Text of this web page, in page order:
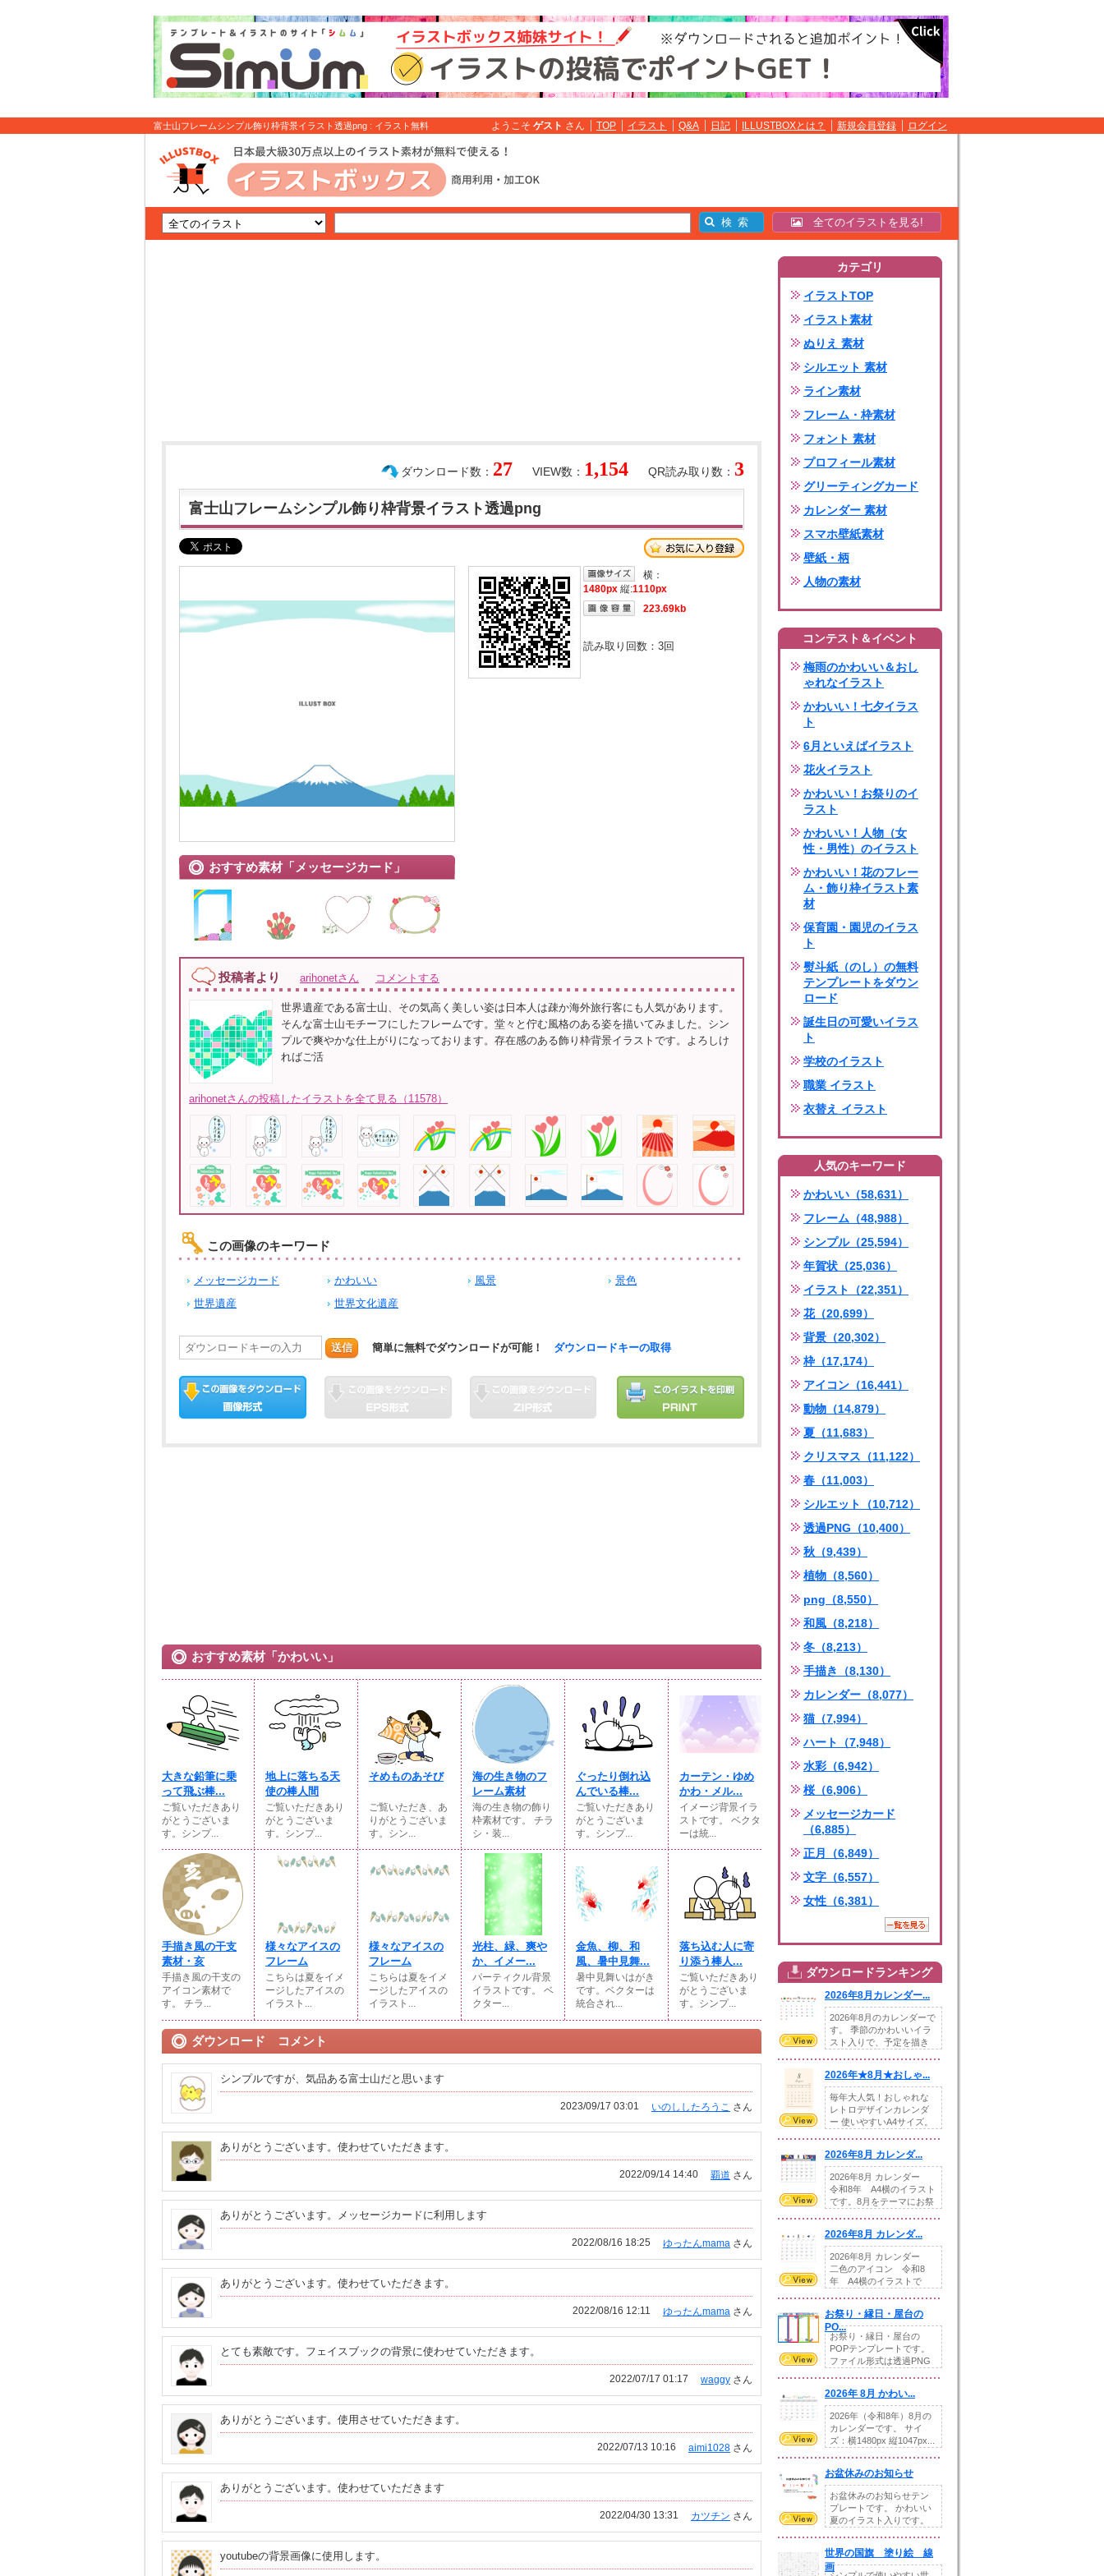
富士山フレームシンプル飾り枠背景イラスト透過png : イラスト無料 ようこそ ゲスト さん TOP イラスト Q&A 日記 ILLUSTBOXとは？ 新規会員登録 ログイン
全てのイラストを見る!
QR読み取り数： 3
VIEW数： 1,154
ダウンロード数： 27
富士山フレームシンプル飾り枠背景イラスト透過png
おすすめ素材「メッセージカード」
横：
1480px 縦:1110px
223.69kb
読み取り回数： 3回
投稿者より arihonetさん コメントする
世界遺産である富士山、その気高く美しい姿は日本人は疎か海外旅行客にも人気があります。
そんな富士山モチーフにしたフレームです。堂々と佇む風格のある姿を描いてみました。シン
プルで爽やかな仕上がりになっております。存在感のある飾り枠背景イラストです。よろしけ
ればご活
arihonetさんの投稿したイラストを全て見る（11578）
この画像のキーワード
メッセージカード かわいい 風景
景色
世界遺産
世界文化遺産
送信 簡単に無料でダウンロードが可能！ ダウンロードキーの取得
おすすめ素材「かわいい」
大きな鉛筆に乗
って飛ぶ棒...
ご覧いただきあり
がとうございま
す。シンプ...
地上に落ちる天
使の棒人間
ご覧いただきあり
がとうございま
す。シンプ...
そめものあそび
ご覧いただき、あ
りがとうございま
す。シン...
海の生き物のフ
レーム素材
海の生き物の飾り
枠素材です。 チラ
シ・装...
ぐったり倒れ込
んでいる棒...
ご覧いただきあり
がとうございま
す。シンプ...
カーテン・ゆめ
かわ・メル...
イメージ背景イラ
ストです。 ベクタ
ーは統...
手描き風の干支
素材・亥
手描き風の干支の
アイコン素材で
す。 チラ...
様々なアイスの
フレーム
こちらは夏をイメ
ージしたアイスの
イラスト...
様々なアイスの
フレーム
こちらは夏をイメ
ージしたアイスの
イラスト...
光柱、緑、爽や
か、イメー...
パーティクル背景
イラストです。 ベ
クター...
金魚、柳、和
風、暑中見舞...
暑中見舞いはがき
です。ベクターは
統合され...
落ち込む人に寄
り添う棒人...
ご覧いただきあり
がとうございま
す。シンプ...
ダウンロード コメント
シンプルですが、気品ある富士山だと思います
いのししたろうこ さん
2023/09/17 03:01
ありがとうございます。使わせていただきます。
覇道 さん
2022/09/14 14:40
ありがとうございます。メッセージカードに利用します
ゆったんmama さん
2022/08/16 18:25
ありがとうございます。使わせていただきます。
ゆったんmama さん
2022/08/16 12:11
とても素敵です。フェイスブックの背景に使わせていただきます。
waggy さん
2022/07/17 01:17
ありがとうございます。使用させていただきます。
aimi1028 さん
2022/07/13 10:16
ありがとうございます。使わせていただきます
カツチン さん
2022/04/30 13:31
youtubeの背景画像に使用します。
カテゴリ
イラストTOP
イラスト素材
ぬりえ 素材
シルエット 素材
ライン素材
フレーム・枠素材
フォント 素材
プロフィール素材
グリーティングカード
カレンダー 素材
スマホ壁紙素材
壁紙・柄
人物の素材
コンテスト＆イベント
梅雨のかわいい＆おし
ゃれなイラスト
かわいい！七夕イラス
ト
6月といえばイラスト
花火イラスト
かわいい！お祭りのイ
ラスト
かわいい！人物（女
性・男性）のイラスト
かわいい！花のフレー
ム・飾り枠イラスト素
材
保育園・園児のイラス
ト
熨斗紙（のし）の無料
テンプレートをダウン
ロード
誕生日の可愛いイラス
ト
学校のイラスト
職業 イラスト
衣替え イラスト
人気のキーワード
かわいい（58,631）
フレーム（48,988）
シンプル（25,594）
年賀状（25,036）
イラスト（22,351）
花（20,699）
背景（20,302）
枠（17,174）
アイコン（16,441）
動物（14,879）
夏（11,683）
クリスマス（11,122）
春（11,003）
シルエット（10,712）
透過PNG（10,400）
秋（9,439）
植物（8,560）
png（8,550）
和風（8,218）
冬（8,213）
手描き（8,130）
カレンダー（8,077）
猫（7,994）
ハート（7,948）
水彩（6,942）
桜（6,906）
メッセージカード
（6,885）
正月（6,849）
文字（6,557）
女性（6,381）
ダウンロードランキング
2026年8月カレンダー...
2026年8月のカレンダーで
す。 季節のかわいいイラ
スト入りで、予定を描き
2026年★8月★おしゃ...
毎年大人気！おしゃれな
レトロデザインカレンダ
ー 使いやすいA4サイズ。
2026年8月 カレンダ...
2026年8月 カレンダー
令和8年 A4横のイラスト
です。8月をテーマにお祭
2026年8月 カレンダ...
2026年8月 カレンダー
二色のアイコン 令和8
年 A4横のイラストで
お祭り・縁日・屋台の
PO...
お祭り・縁日・屋台の
POPテンプレートです。
ファイル形式は透過PNG
2026年 8月 かわい...
2026年（令和8年）8月の
カレンダーです。 サイ
ズ：横1480px 縦1047px...
お盆休みのお知らせ
お盆休みのお知らせテン
プレートです。 かわいい
夏のイラスト入りです。
世界の国旗 塗り絵 線
画